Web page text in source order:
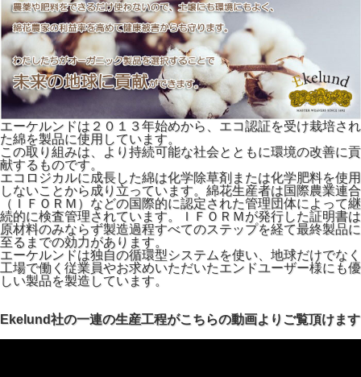
エーケルンドは２０１３年始めから、エコ認証を受け栽培され
た綿を製品に使用しています。
この取り組みは、より持続可能な社会とともに環境の改善に貢
献するものです。
エコロジカルに成長した綿は化学除草剤または化学肥料を使用
しないことから成り立っています。綿花生産者は国際農業連合
（ＩＦＯＲＭ）などの国際的に認定された管理団体によって継
続的に検査管理されています。ＩＦＯＲＭが発行した証明書は
原材料のみならず製造過程すべてのステップを経て最終製品に
至るまでの効力があります。
エーケルンドは独自の循環型システムを使い、地球だけでなく
工場で働く従業員やお求めいただいたエンドユーザー様にも優
しい製品を製造しています。
Ekelund社の一連の生産工程がこちらの動画よりご覧頂けます